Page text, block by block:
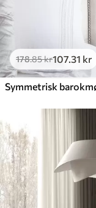
178.85kr107.31 kr